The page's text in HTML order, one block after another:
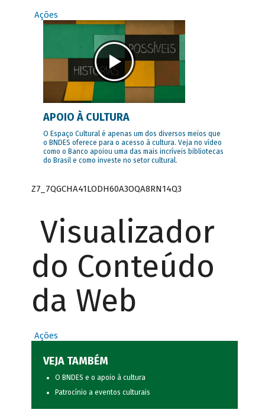
Ações
APOIO À CULTURA
O Espaço Cultural é apenas um dos diversos meios que
o BNDES oferece para o acesso à cultura. Veja no vídeo
como o Banco apoiou uma das mais incríveis bibliotecas
do Brasil e como investe no setor cultural.
Z7_7QGCHA41LODH60A3OQA8RN14Q3
Visualizador
do Conteúdo
da Web
Ações
VEJA TAMBÉM
O BNDES e o apoio à cultura
Patrocínio a eventos culturais